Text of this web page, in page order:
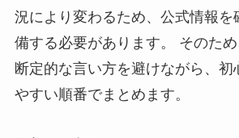
況により変わるため、公式情報を
備する必要があります。 そのた
断定的な言い方を避けながら、初
やすい順番でまとめます。